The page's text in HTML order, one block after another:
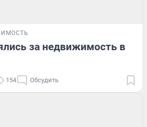
за недвижимость в
154 Обсудить